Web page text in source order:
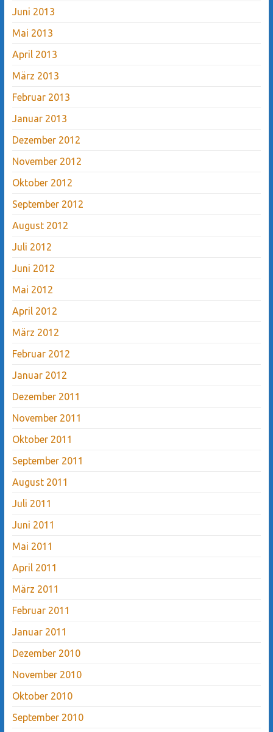
Juni 2013
Mai 2013
April 2013
März 2013
Februar 2013
Januar 2013
Dezember 2012
November 2012
Oktober 2012
September 2012
August 2012
Juli 2012
Juni 2012
Mai 2012
April 2012
März 2012
Februar 2012
Januar 2012
Dezember 2011
November 2011
Oktober 2011
September 2011
August 2011
Juli 2011
Juni 2011
Mai 2011
April 2011
März 2011
Februar 2011
Januar 2011
Dezember 2010
November 2010
Oktober 2010
September 2010